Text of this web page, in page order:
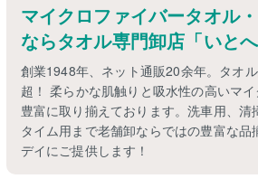
マイクロファイバータオル
ならタオル専門卸店「いと
創業1948年、ネット通販20余年。タオ
超！ 柔らかな肌触りと吸水性の高いマ
豊富に取り揃えております。洗車用、清
タイム用まで老舗卸ならではの豊富な品
デイにご提供します！